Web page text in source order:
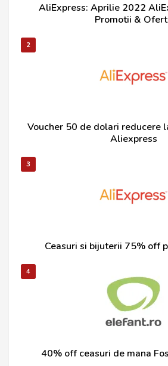
AliExpress: Aprilie 2022
Promotii &
2
Voucher 50 de dolari reducere
Aliexpress
3
Ceasuri si bijuterii 75% off
4
40% off ceasuri de mana